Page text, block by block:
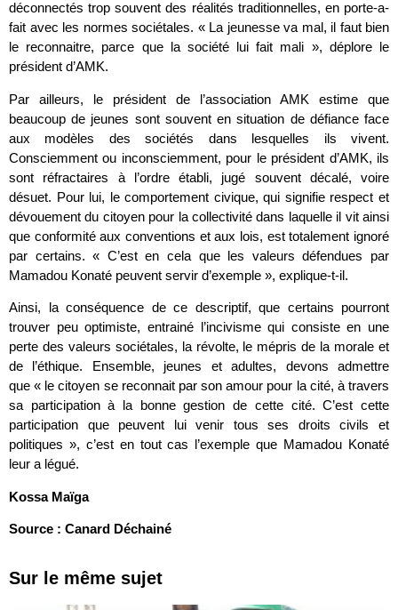
déconnectés trop souvent des réalités traditionnelles, en porte-a-
fait avec les normes sociétales. « La jeunesse va mal, il faut bien
le reconnaitre, parce que la société lui fait mali », déplore le
président d’AMK.
Par ailleurs, le président de l’association AMK estime que
beaucoup de jeunes sont souvent en situation de défiance face
aux modèles des sociétés dans lesquelles ils vivent.
Consciemment ou inconsciemment, pour le président d’AMK, ils
sont réfractaires à l’ordre établi, jugé souvent décalé, voire
désuet. Pour lui, le comportement civique, qui signifie respect et
dévouement du citoyen pour la collectivité dans laquelle il vit ainsi
que conformité aux conventions et aux lois, est totalement ignoré
par certains. « C’est en cela que les valeurs défendues par
Mamadou Konaté peuvent servir d’exemple », explique-t-il.
Ainsi, la conséquence de ce descriptif, que certains pourront
trouver peu optimiste, entrainé l’incivisme qui consiste en une
perte des valeurs sociétales, la révolte, le mépris de la morale et
de l’éthique. Ensemble, jeunes et adultes, devons admettre
que « le citoyen se reconnait par son amour pour la cité, à travers
sa participation à la bonne gestion de cette cité. C’est cette
participation que peuvent lui venir tous ses droits civils et
politiques », c’est en tout cas l’exemple que Mamadou Konaté
leur a légué.
Kossa Maïga
Source : Canard Déchainé
Sur le même sujet